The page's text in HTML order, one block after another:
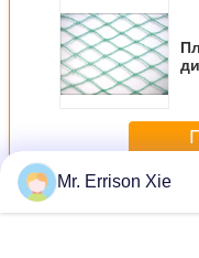
Больше
Mr. Errison Xie